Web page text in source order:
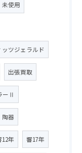
未使用
ツジェラルド
出張買取
ーⅡ
陶器
12年 響17年